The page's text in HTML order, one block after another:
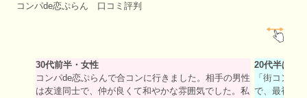
コンパde恋ぷらん 口コミ評判
30代前半・女性
コンパde恋ぷらんで合コンに行きました。相手の男性
は友達同士で、仲が良くて和やかな雰囲気でした。私
20代半ば・
「街コンに
で、最初は